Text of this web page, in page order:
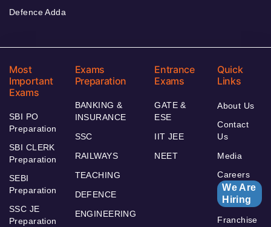
Defence Adda
Most
Important
Exams
SBI PO
Preparation
SBI CLERK
Preparation
SEBI
Preparation
SSC JE
Preparation
Exams
Preparation
BANKING &
INSURANCE
SSC
RAILWAYS
TEACHING
DEFENCE
ENGINEERING
Entrance
Exams
GATE &
ESE
IIT JEE
NEET
Quick
Links
About Us
Contact
Us
Media
Careers
We Are
Hiring
Franchise